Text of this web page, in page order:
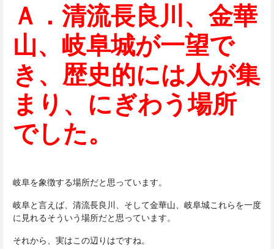
Ａ．清流長良川、金華
山、岐阜城が一望で
き、歴史的には人が集
まり、にぎわう場所
でした。
岐阜を象徴する場所だと思っています。
岐阜と言えば、清流長良川、そして金華山、 岐阜城これらを一度
に見れるそういう場所だと思っています。
それから、 実はこの辺りはですね。